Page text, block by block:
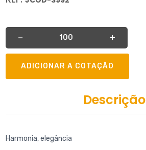
−
Quantidade +
ADICIONAR A COTAÇÃO
Descrição
Harmonia, elegância